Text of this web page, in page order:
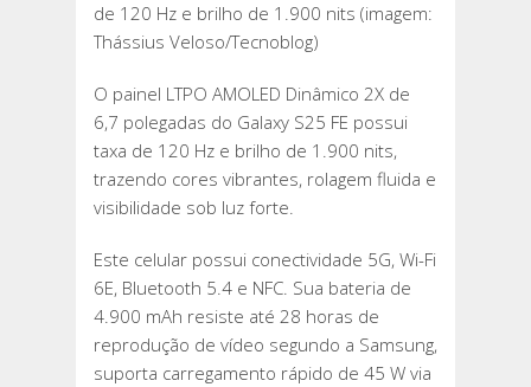
de 120 Hz e brilho de 1.900 nits (imagem:
Thássius Veloso/Tecnoblog)
O painel LTPO AMOLED Dinâmico 2X de
6,7 polegadas do Galaxy S25 FE possui
taxa de 120 Hz e brilho de 1.900 nits,
trazendo cores vibrantes, rolagem fluida e
visibilidade sob luz forte.
Este celular possui conectividade 5G, Wi-Fi
6E, Bluetooth 5.4 e NFC. Sua bateria de
4.900 mAh resiste até 28 horas de
reprodução de vídeo segundo a Samsung,
suporta carregamento rápido de 45 W via